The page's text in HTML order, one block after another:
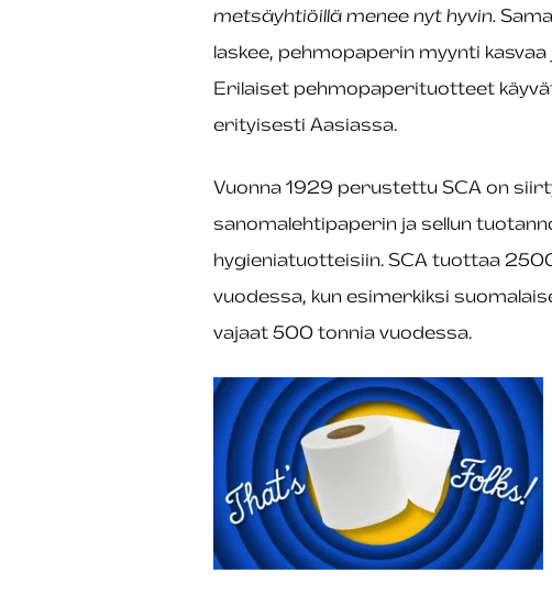
metsäyhtiöillä menee nyt hyvin.
laskee, pehmopaperin myynti
Erilaiset pehmopaperituotteet
erityisesti Aasiassa.
Vuonna 1929 perustettu SCA on
sanomalehtipaperin ja sellun
hygieniatuotteisiin. SCA tuottaa
vuodessa, kun esimerkiksi
vajaat 500 tonnia vuodessa.